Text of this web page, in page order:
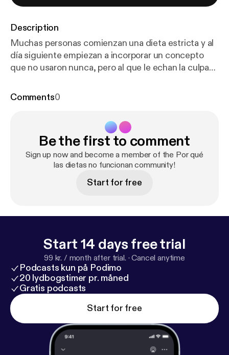
Description
Muchas personas comienzan una dieta estricta y al
día siguiente empiezan a incorporar un concepto
que no usaron nunca, pero al que le echan la culpa
Diego Sívori explica qué es el metabolismo y por
modificar costumbres alimentarias de manera
saludable y hace el seguimiento de Lucila, quien
empezó una dieta cetogénica con un objetivo
urgente: bajar de peso como sea.
Comments0
Be the first to comment
Sign up now and become a member of the Por qué
las dietas no funcionan community!
Start for free
Start 14 days free trial
99 kr. / month after trial. ·Cancel anytime
Podcasts kun på Podimo
20 lydbogstimer pr. måned
Gratis podcasts
Start for free